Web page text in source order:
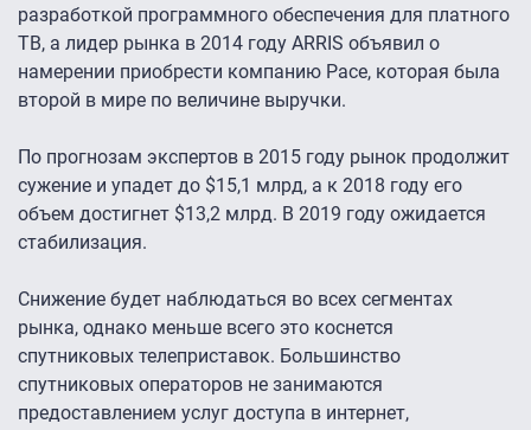
разработкой программного обеспечения для платного
ТВ, а лидер рынка в 2014 году ARRIS объявил о
намерении приобрести компанию Pace, которая была
второй в мире по величине выручки.
По прогнозам экспертов в 2015 году рынок продолжит
сужение и упадет до $15,1 млрд, а к 2018 году его
объем достигнет $13,2 млрд. В 2019 году ожидается
стабилизация.
Снижение будет наблюдаться во всех сегментах
рынка, однако меньше всего это коснется
спутниковых телеприставок. Большинство
спутниковых операторов не занимаются
предоставлением услуг доступа в интернет,